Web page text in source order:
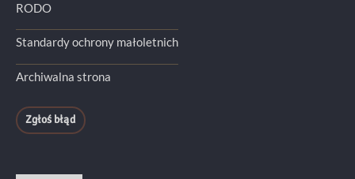
RODO
Standardy ochrony małoletnich
Archiwalna strona
Zgłoś błąd